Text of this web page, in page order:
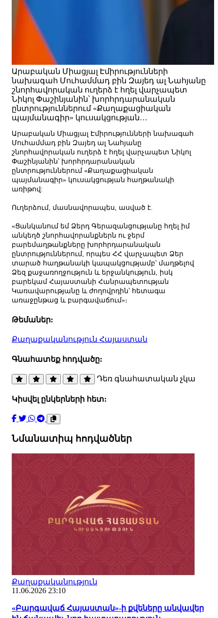
Արաբական Միացյալ Էմիրությունների
նախագահ Մուհամմադ բին Զայեդ ալ Նահյանը
շնորհավորական ուղերձ է հղել վարչապետ
Նիկոլ Փաշինյանին՝ խորհրդարանական
ընտրություններում «Քաղաքացիական
պայմանագիր» կուսակցության…
Արաբական Միացյալ Էմիրությունների նախագահ
Մուհամմադ բին Զայեդ ալ Նահյանը
շնորհավորական ուղերձ է հղել վարչապետ Նիկոլ
Փաշինյանին՝ խորհրդարանական
ընտրություններում «Քաղաքացիական
պայմանագիր» կուսակցության հաղթանակի
առիթով:
Ուղերձում, մասնավորապես, ասված է.
«Ցանկանում եմ Ձերդ Գերազանցությանը հղել իմ
անկեղծ շնորհավորանքներն ու ջերմ
բարեմաղթանքները խորհրդարանական
ընտրություններում, որպես ՀՀ վարչապետ Ձեր
տարած հաղթանակի կապակցությամբ՝ մաղթելով
Ձեզ քաջառողջություն և երջանկություն, իսկ
բարեկամ Հայաստանի Հանրապետության
Կառավարությանը և ժողովրդին՝ հետագա
առաջընթաց և բարգավաճում»։
Թեմաներ:
Քաղաքականություն Հայաստան
Գնահատեք հոդվածը:
Դեռ գնահատական չկա
Կիսվել ընկերների հետ:
Նմանատիպ հոդվածներ
Քաղաքականություն
11.06.2026 23:10
«Բարգավաճ Հայաստան»-ի քվեները անվավեր